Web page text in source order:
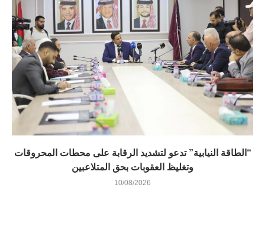
“الطاقة النيابية” تدعو لتشديد الرقابة على محطات المحروقات
وتغليظ العقوبات بحق المتلاعبين
10/08/2026